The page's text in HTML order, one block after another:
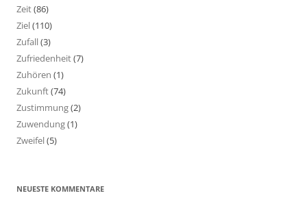
Zeit(86)
Ziel(110)
Zufall(3)
Zufriedenheit(7)
Zuhören (1)
Zukunft(74)
Zustimmung(2)
Zuwendung(1)
Zweifel(5)
NEUESTE KOMMENTARE